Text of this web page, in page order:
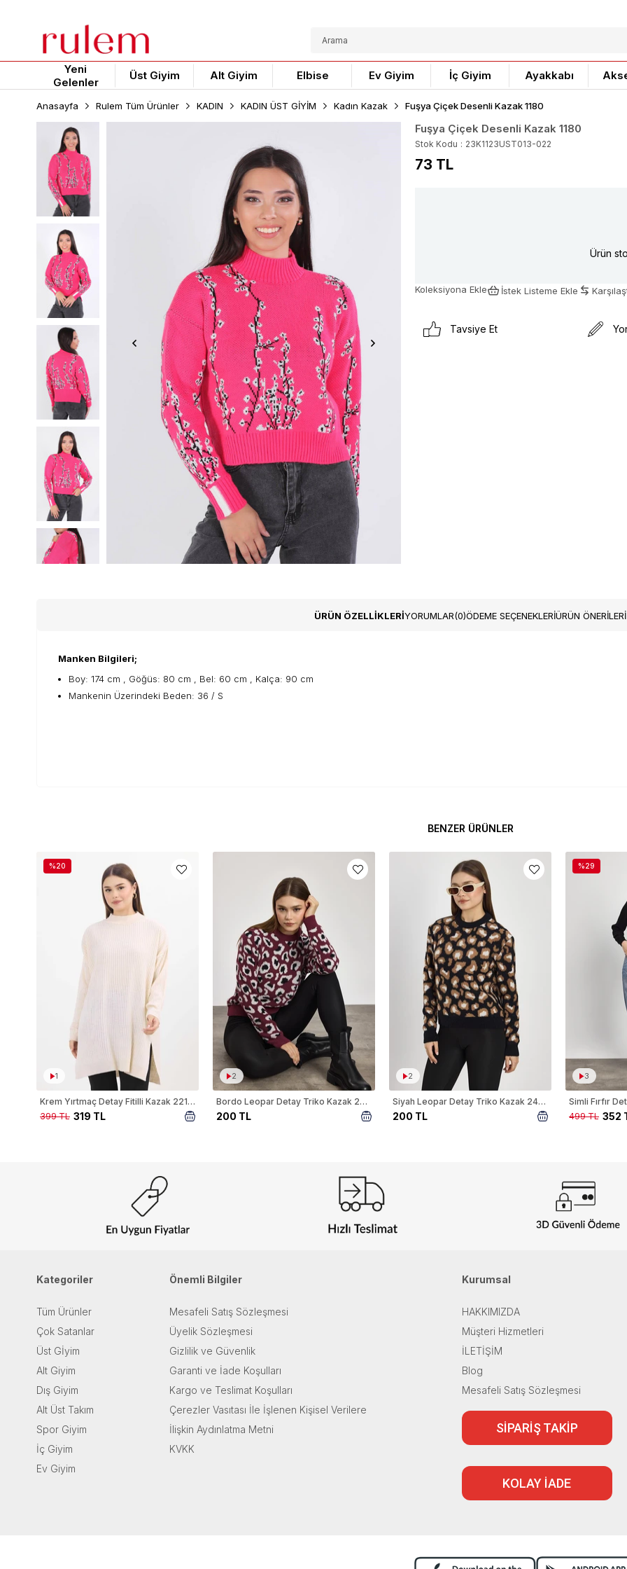
Yeni
Gelenler
Üst Giyim Alt Giyim Elbise Ev Giyim İç Giyim Ayakkabı
Anasayfa Rulem Tüm Ürünler KADIN KADIN ÜST GİYİM Kadın Kazak Fuşya Çiçek Desenli Kazak 1180
Fuşya Çiçek Desenli Kazak 1180
Stok Kodu 23K1123UST013-022
73 TL
Ürün
Koleksiyona Ekle İstek Listeme Ekle
Tavsiye Et
ÜRÜN ÖZELLIKLERIYORUMLAR(0)ÖDEME SEÇENEKLERIÜRÜN ÖNERILERI
Manken Bilgileri;
Boy: 174 cm , Göğüs: 80 cm , Bel: 60 cm , Kalça: 90 cm
Mankenin Üzerindeki Beden: 36 / S
BENZER ÜRÜNLER
1
Krem Yırtmaç Detay Fitilli Kazak 22131
319 TL
399 TL
%20
2
Bordo Leopar Detay Triko Kazak 24342
200 TL
2
Siyah Leopar Detay Triko Kazak 24342
200 TL
3
Simli Fırfır
352
499 TL
%29
Kategoriler
Tüm Ürünler
Çok Satanlar
Üst Gİyim
Alt Giyim
Dış Giyim
Alt Üst Takım
Spor Giyim
İç Giyim
Ev Giyim
Önemli Bilgiler
Mesafeli Satış Sözleşmesi
Üyelik Sözleşmesi
Gizlilik ve Güvenlik
Garanti ve İade Koşulları
Kargo ve Teslimat Koşulları
Çerezler Vasıtası İle İşlenen Kişisel Verilere
İlişkin Aydınlatma Metni
KVKK
Kurumsal
HAKKIMIZDA
Müşteri Hizmetleri
İLETİŞİM
Blog
Mesafeli Satış Sözleşmesi
SİPARİŞ TAKİP
KOLAY İADE